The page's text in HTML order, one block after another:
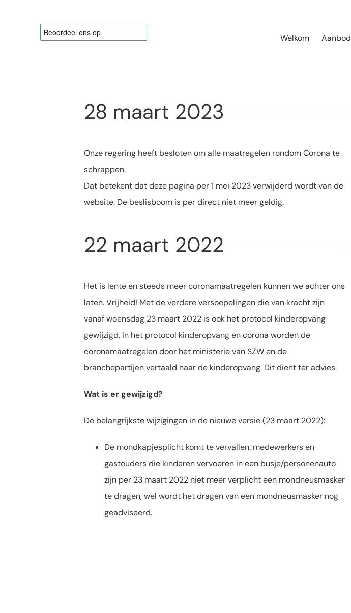
Welkom Aanbod
28 maart 2023
Onze regering heeft besloten om alle maatregelen rondom Corona te
schrappen.
Dat betekent dat deze pagina per 1 mei 2023 verwijderd wordt van de
website. De beslisboom is per direct niet meer geldig.
22 maart 2022
Het is lente en steeds meer coronamaatregelen kunnen we achter ons
laten. Vrijheid! Met de verdere versoepelingen die van kracht zijn
vanaf woensdag 23 maart 2022 is ook het protocol kinderopvang
gewijzigd. In het protocol kinderopvang en corona worden de
coronamaatregelen door het ministerie van SZW en de
branchepartijen vertaald naar de kinderopvang. Dit dient ter advies.
Wat is er gewijzigd?
De belangrijkste wijzigingen in de nieuwe versie (23 maart 2022):
De mondkapjesplicht komt te vervallen: medewerkers en
gastouders die kinderen vervoeren in een busje/personenauto
zijn per 23 maart 2022 niet meer verplicht een mondneusmasker
te dragen, wel wordt het dragen van een mondneusmasker nog
geadviseerd.